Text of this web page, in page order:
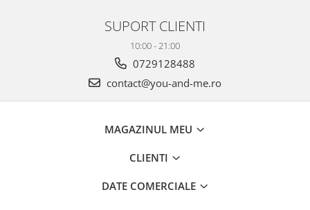
SUPORT CLIENTI
10:00 - 21:00
0729128488
contact@you-and-me.ro
MAGAZINUL MEU
CLIENTI
DATE COMERCIALE